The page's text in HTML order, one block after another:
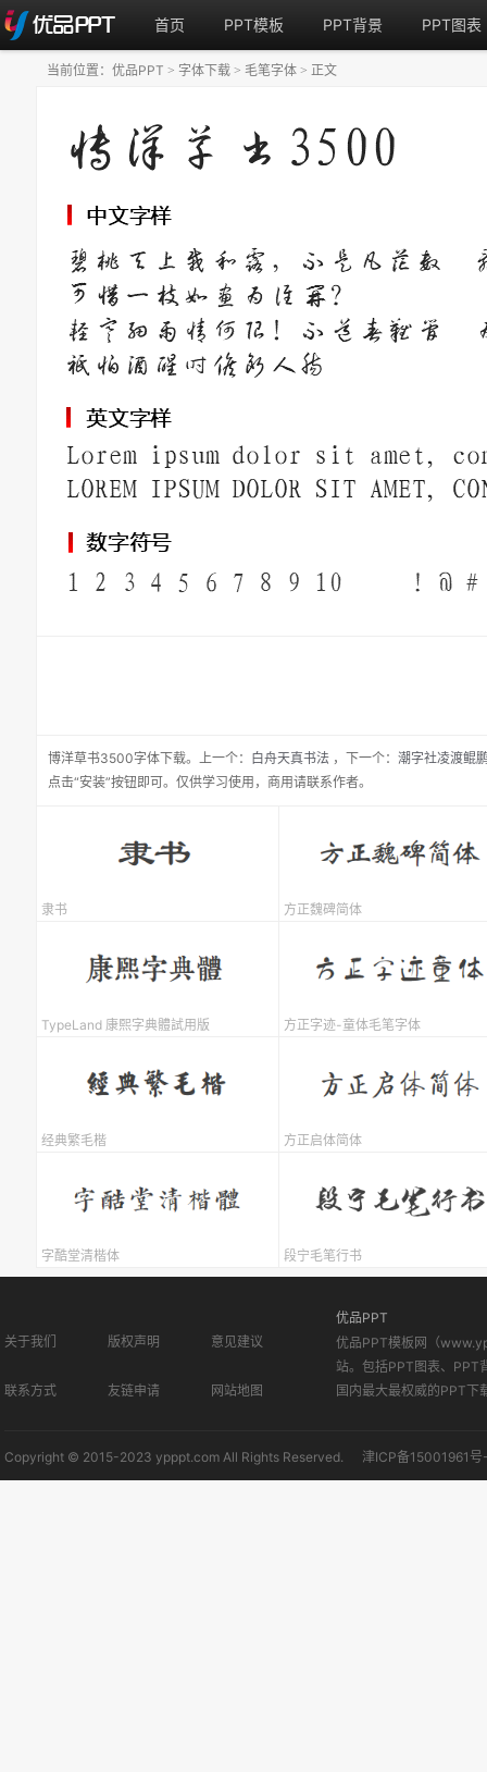
首页 PPT模板 PPT背景 PPT图表
博洋草书3500字体下载。 上一个： 白舟天真书法 ， 下一个： 潮字社凌渡鲲
点击“安装”按钮即可。仅供学习使用，商用请联系作者。
当前位置： 优品PPT > 字体下载 > 毛笔字体 > 正文
隶书 方正魏碑简体
TypeLand 康熙字典體試用版 方正字迹-童体毛笔字体
经典繁毛楷 方正启体简体
字酷堂清楷体 段宁毛笔行书
关于我们 版权声明 意见建议
联系方式 友链申请 网站地图
优品PPT
优品PPT模板网（
站。包括PPT图表、PPT
国内最大最权威的PPT下
Copyright © 2015-2023 ypppt.com All Rights Reserved. 津ICP备15001961号